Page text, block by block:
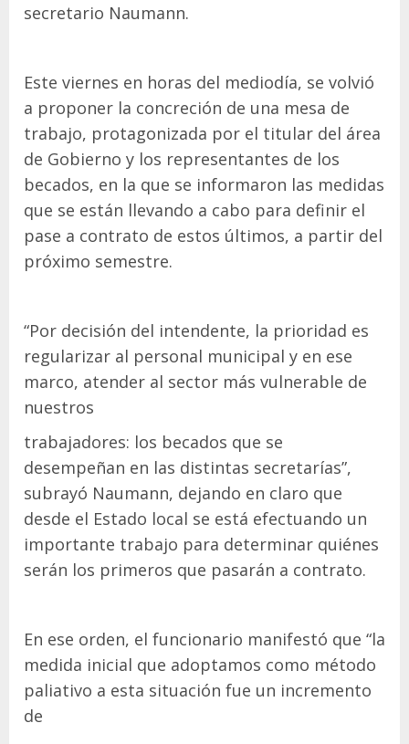
secretario Naumann.
Este viernes en horas del mediodía, se volvió
a proponer la concreción de una mesa de
trabajo, protagonizada por el titular del área
de Gobierno y los representantes de los
becados, en la que se informaron las medidas
que se están llevando a cabo para definir el
pase a contrato de estos últimos, a partir del
próximo semestre.
“Por decisión del intendente, la prioridad es
regularizar al personal municipal y en ese
marco, atender al sector más vulnerable de
nuestros
trabajadores: los becados que se
desempeñan en las distintas secretarías”,
subrayó Naumann, dejando en claro que
desde el Estado local se está efectuando un
importante trabajo para determinar quiénes
serán los primeros que pasarán a contrato.
En ese orden, el funcionario manifestó que “la
medida inicial que adoptamos como método
paliativo a esta situación fue un incremento
de